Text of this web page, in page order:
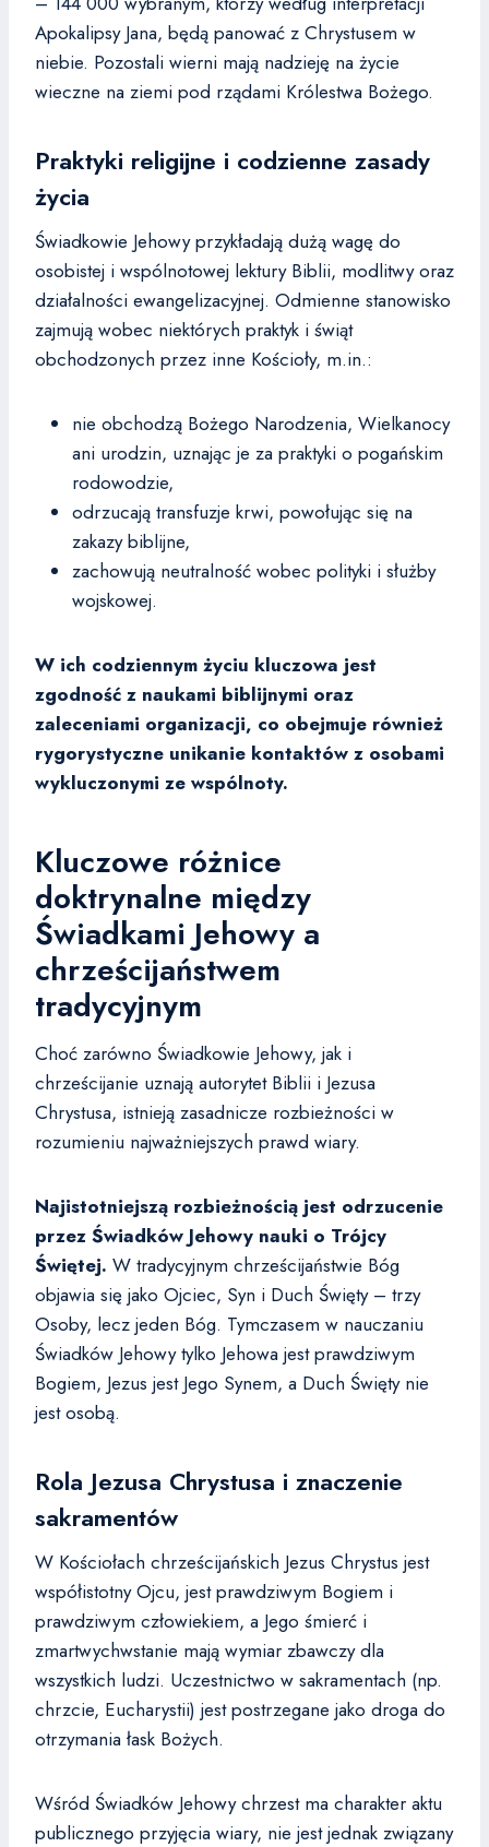
Apokalipsy Jana, będą panować z Chrystusem w
niebie. Pozostali wierni mają nadzieję na życie
wieczne na ziemi pod rządami Królestwa Bożego.
Praktyki religijne i codzienne zasady
życia
Świadkowie Jehowy przykładają dużą wagę do
osobistej i wspólnotowej lektury Biblii, modlitwy oraz
działalności ewangelizacyjnej. Odmienne stanowisko
zajmują wobec niektórych praktyk i świąt
obchodzonych przez inne Kościoły, m.in.:
nie obchodzą Bożego Narodzenia, Wielkanocy
ani urodzin, uznając je za praktyki o pogańskim
rodowodzie,
odrzucają transfuzje krwi, powołując się na
zakazy biblijne,
zachowują neutralność wobec polityki i służby
wojskowej.
W ich codziennym życiu kluczowa jest
zgodność z naukami biblijnymi oraz
zaleceniami organizacji, co obejmuje również
rygorystyczne unikanie kontaktów z osobami
wykluczonymi ze wspólnoty.
Kluczowe różnice
doktrynalne między
Świadkami Jehowy a
chrześcijaństwem
tradycyjnym
Choć zarówno Świadkowie Jehowy, jak i
chrześcijanie uznają autorytet Biblii i Jezusa
Chrystusa, istnieją zasadnicze rozbieżności w
rozumieniu najważniejszych prawd wiary.
Najistotniejszą rozbieżnością jest odrzucenie
przez Świadków Jehowy nauki o Trójcy
Świętej. W tradycyjnym chrześcijaństwie Bóg
objawia się jako Ojciec, Syn i Duch Święty – trzy
Osoby, lecz jeden Bóg. Tymczasem w nauczaniu
Świadków Jehowy tylko Jehowa jest prawdziwym
Bogiem, Jezus jest Jego Synem, a Duch Święty nie
jest osobą.
Rola Jezusa Chrystusa i znaczenie
sakramentów
W Kościołach chrześcijańskich Jezus Chrystus jest
współistotny Ojcu, jest prawdziwym Bogiem i
prawdziwym człowiekiem, a Jego śmierć i
zmartwychwstanie mają wymiar zbawczy dla
wszystkich ludzi. Uczestnictwo w sakramentach (np.
chrzcie, Eucharystii) jest postrzegane jako droga do
otrzymania łask Bożych.
Wśród Świadków Jehowy chrzest ma charakter aktu
publicznego przyjęcia wiary, nie jest jednak związany